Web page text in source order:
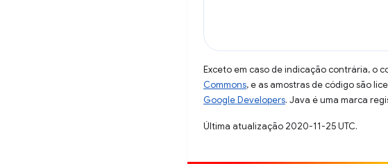
Exceto em caso de indicação contrária, o
Commons, e as amostras de código são
Google Developers. Java é uma marca
Última atualização 2020-11-25 UTC.